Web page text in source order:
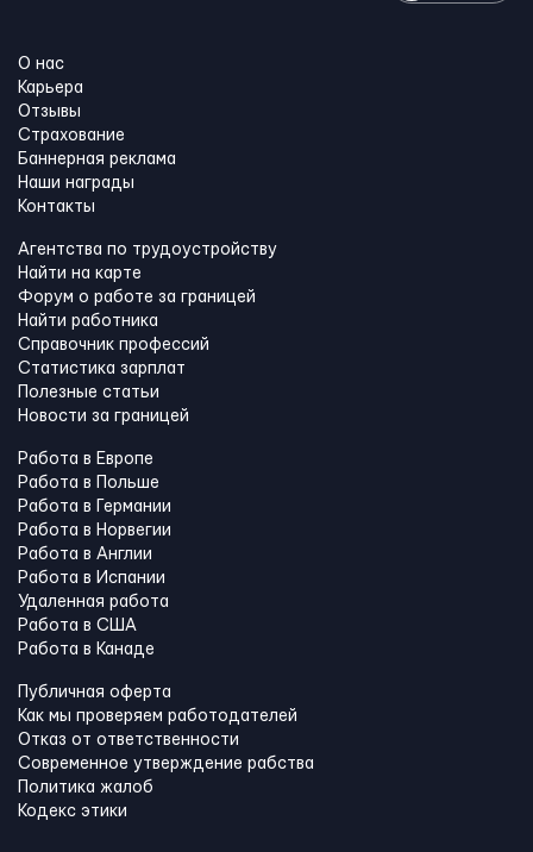
О нас
Карьера
Отзывы
Страхование
Баннерная реклама
Наши награды
Контакты
Агентства по трудоустройству
Найти на карте
Форум о работе за границей
Найти работника
Справочник профессий
Статистика зарплат
Полезные статьи
Новости за границей
Работа в Европе
Работа в Польше
Работа в Германии
Работа в Норвегии
Работа в Англии
Работа в Испании
Удаленная работа
Работа в США
Работа в Канадe
Публичная оферта
Как мы проверяем работодателей
Отказ от ответственности
Современное утверждение рабства
Политика жалоб
Кодекс этики